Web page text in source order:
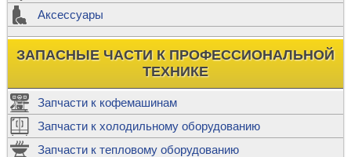
Аксессуары
ЗАПАСНЫЕ ЧАСТИ К ПРОФЕССИОНАЛЬНОЙ
ТЕХНИКЕ
Запчасти к кофемашинам
Запчасти к холодильному оборудованию
Запчасти к тепловому оборудованию